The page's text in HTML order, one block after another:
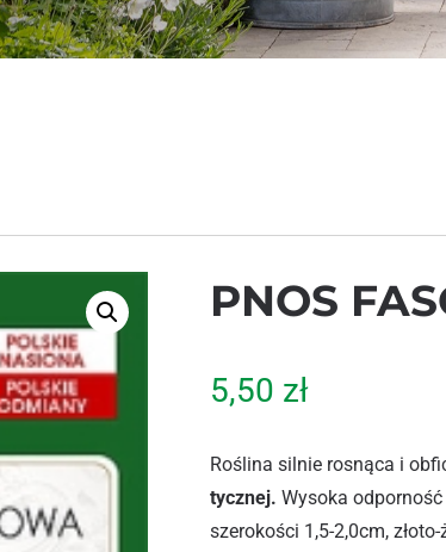
PNOS
5,50 zł
Roślina silnie rosnąca i
tycznej. Wysoka
szerokości 1,5-2,0cm,